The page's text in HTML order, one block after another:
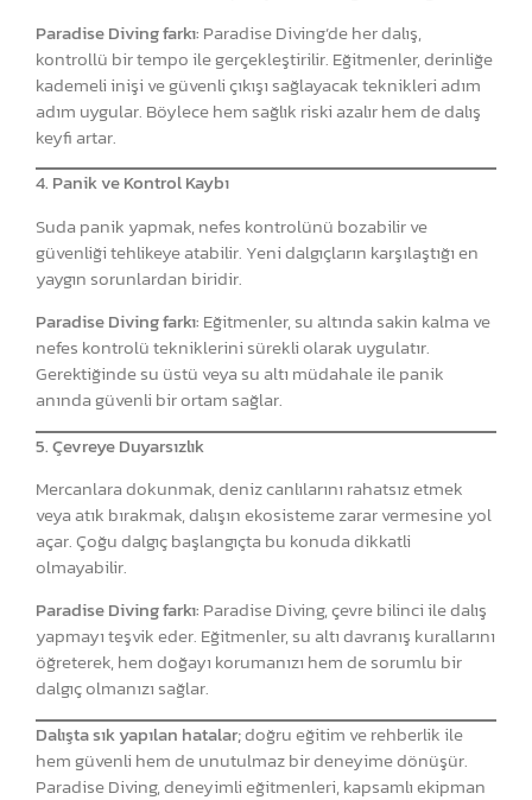
Paradise Diving farkı: Paradise Diving’de her dalış,
kontrollü bir tempo ile gerçekleştirilir. Eğitmenler, derinliğe
kademeli inişi ve güvenli çıkışı sağlayacak teknikleri adım
adım uygular. Böylece hem sağlık riski azalır hem de dalış
keyfi artar.
4. Panik ve Kontrol Kaybı
Suda panik yapmak, nefes kontrolünü bozabilir ve
güvenliği tehlikeye atabilir. Yeni dalgıçların karşılaştığı en
yaygın sorunlardan biridir.
Paradise Diving farkı: Eğitmenler, su altında sakin kalma ve
nefes kontrolü tekniklerini sürekli olarak uygulatır.
Gerektiğinde su üstü veya su altı müdahale ile panik
anında güvenli bir ortam sağlar.
5. Çevreye Duyarsızlık
Mercanlara dokunmak, deniz canlılarını rahatsız etmek
veya atık bırakmak, dalışın ekosisteme zarar vermesine yol
açar. Çoğu dalgıç başlangıçta bu konuda dikkatli
olmayabilir.
Paradise Diving farkı: Paradise Diving, çevre bilinci ile dalış
yapmayı teşvik eder. Eğitmenler, su altı davranış kurallarını
öğreterek, hem doğayı korumanızı hem de sorumlu bir
dalgıç olmanızı sağlar.
Dalışta sık yapılan hatalar;doğru eğitim ve rehberlik ile
hem güvenli hem de unutulmaz bir deneyime dönüşür.
Paradise Diving, deneyimli eğitmenleri, kapsamlı ekipman